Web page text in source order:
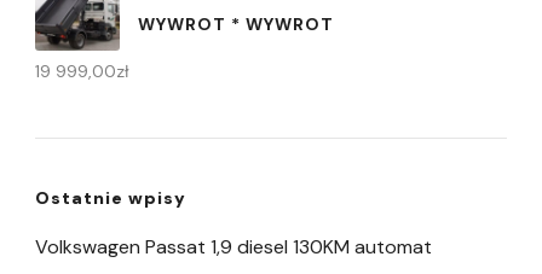
WYWROT * WYWROT
19 999,00zł
Ostatnie wpisy
Volkswagen Passat 1,9 diesel 130KM automat